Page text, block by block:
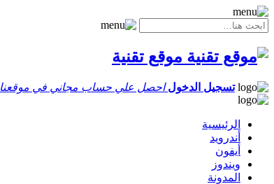
موقع تقنية
تسجيل الدخول احصل علي حساب مجاني في موقعنا
الرئيسية
أندرويد
أيفون
ويندوز
المدونة